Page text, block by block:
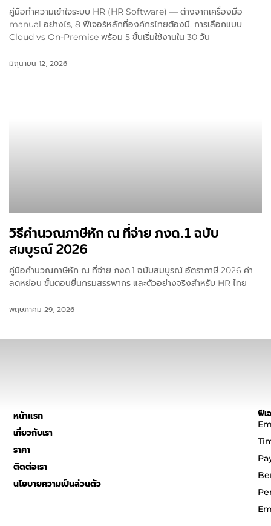
คู่มือทำความเข้าใจระบบ HR (HR Software) — ต่างจากเครื่องมือ
manual อย่างไร, 8 ฟีเจอร์หลักที่องค์กรไทยต้องมี, การเลือกแบบ
Cloud vs On-Premise พร้อม 5 ขั้นเริ่มใช้งานใน 30 วัน
มิถุนายน 12, 2026
วิธีคำนวณภาษีหัก ณ ที่จ่าย ภงด.1 ฉบับ
สมบูรณ์ 2026
คู่มือคำนวณภาษีหัก ณ ที่จ่าย ภงด.1 ฉบับสมบูรณ์ อัตราภาษี 2026 ค่า
ลดหย่อน ขั้นตอนยื่นกรมสรรพากร และตัวอย่างจริงสำหรับ HR ไทย
พฤษภาคม 29, 2026
หน้าแรก
เกี่ยวกับเรา
ราคา
ติดต่อเรา
นโยบายความเป็นส่วนตัว
ฟีเ